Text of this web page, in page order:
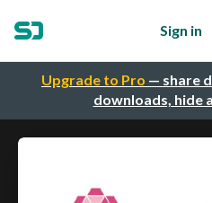
Upgrade to Pro — share
downloads, hide
Sign in